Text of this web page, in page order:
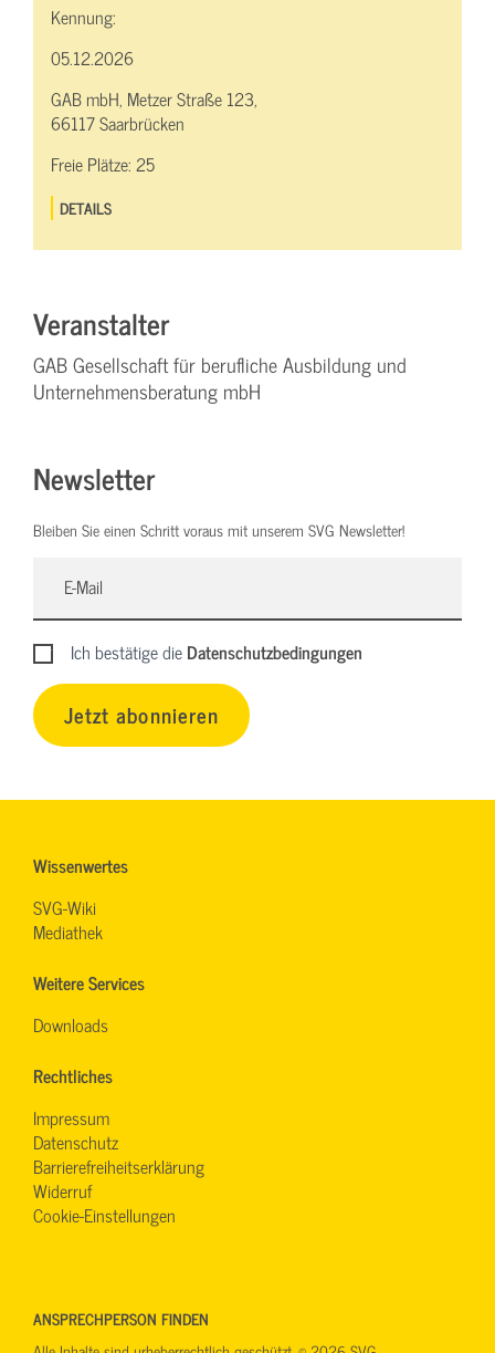
Kennung:
05.12.2026
GAB mbH, Metzer Straße 123,
66117 Saarbrücken
Freie Plätze:25
DETAILS
Veranstalter
GAB Gesellschaft für berufliche Ausbildung und
Unternehmensberatung mbH
Newsletter
Bleiben Sie einen Schritt voraus mit unserem SVG Newsletter!
Ich bestätige dieDatenschutzbedingungen
Jetzt abonnieren
Wissenwertes
SVG-Wiki
Mediathek
Weitere Services
Downloads
Rechtliches
Impressum
Datenschutz
Barrierefreiheitserklärung
Widerruf
Cookie-Einstellungen
ANSPRECHPERSON FINDEN